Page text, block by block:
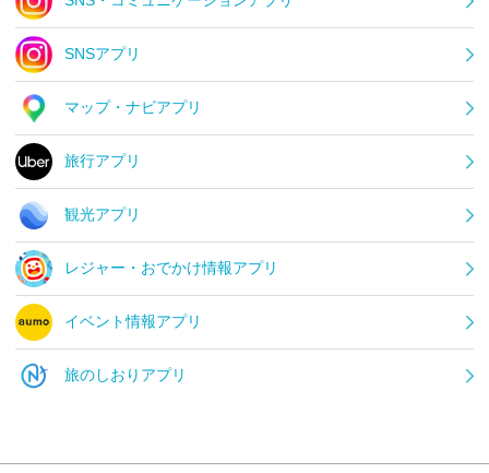
SNSアプリ
マップ・ナビアプリ
旅行アプリ
観光アプリ
レジャー・おでかけ情報アプリ
イベント情報アプリ
旅のしおりアプリ